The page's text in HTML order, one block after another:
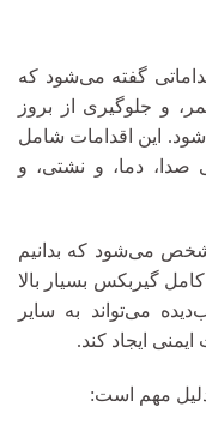
گفته می‌شود که
و جلوگیری از بروز
این اقدامات شامل
صدا، دما، و نشتی، و
می‌شود که بدانیم
گیربکس بسیار بالا
می‌تواند به سایر
ایجاد کند.
مهم است: